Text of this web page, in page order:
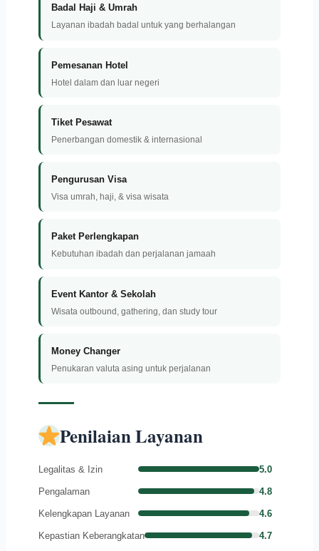
Badal Haji & Umrah
Layanan ibadah badal untuk yang berhalangan
Pemesanan Hotel
Hotel dalam dan luar negeri
Tiket Pesawat
Penerbangan domestik & internasional
Pengurusan Visa
Visa umrah, haji, & visa wisata
Paket Perlengkapan
Kebutuhan ibadah dan perjalanan jamaah
Event Kantor & Sekolah
Wisata outbound, gathering, dan study tour
Money Changer
Penukaran valuta asing untuk perjalanan
Penilaian Layanan
Legalitas & Izin 5.0
Pengalaman 4.8
Kelengkapan Layanan 4.6
Kepastian Keberangkatan 4.7